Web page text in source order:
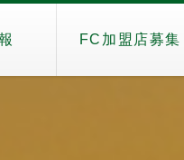
FC加盟店募集